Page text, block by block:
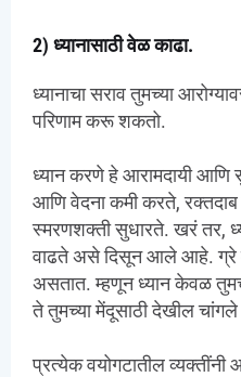
2) ध्यानासाठी वेळ काढा.
ध्यानाचा सराव तुमच्या
परिणाम करू शकतो.
ध्यान करणे हे आरामदायी
आणि वेदना कमी करते,
स्मरणशक्ती सुधारते. खरं तर,
वाढते असे दिसून आले आहे. ग्रे
असतात. म्हणून ध्यान केवळ
ते तुमच्या मेंदूसाठी देखील
प्रत्येक वयोगटातील व्यक्तींनी